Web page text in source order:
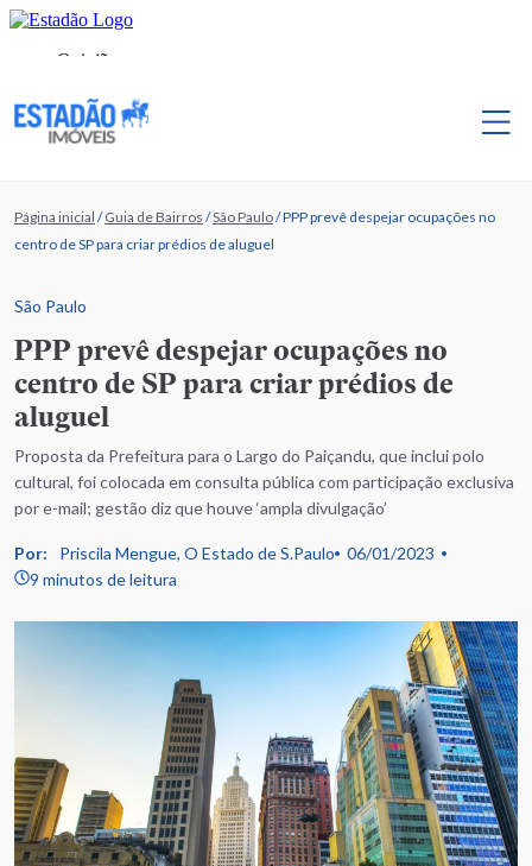
Página inicial /Guia de Bairros /São Paulo/PPP prevê despejar ocupações no
centro de SP para criar prédios de aluguel
São Paulo
PPP prevê despejar ocupações no
centro de SP para criar prédios de
aluguel
Proposta da Prefeitura para o Largo do Paiçandu, que inclui polo
cultural, foi colocada em consulta pública com participação exclusiva
por e-mail; gestão diz que houve ‘ampla divulgação’
Por: Priscila Mengue, O Estado de S.Paulo
06/01/2023
9 minutos de leitura